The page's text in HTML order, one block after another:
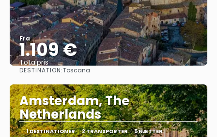
Fra
1.109 €
Totalpris
DESTINATION:Toscana
Amsterdam, The
Netherlands
1 DESTINATIONER 2 TRANSPORTER 5 NÆTTER